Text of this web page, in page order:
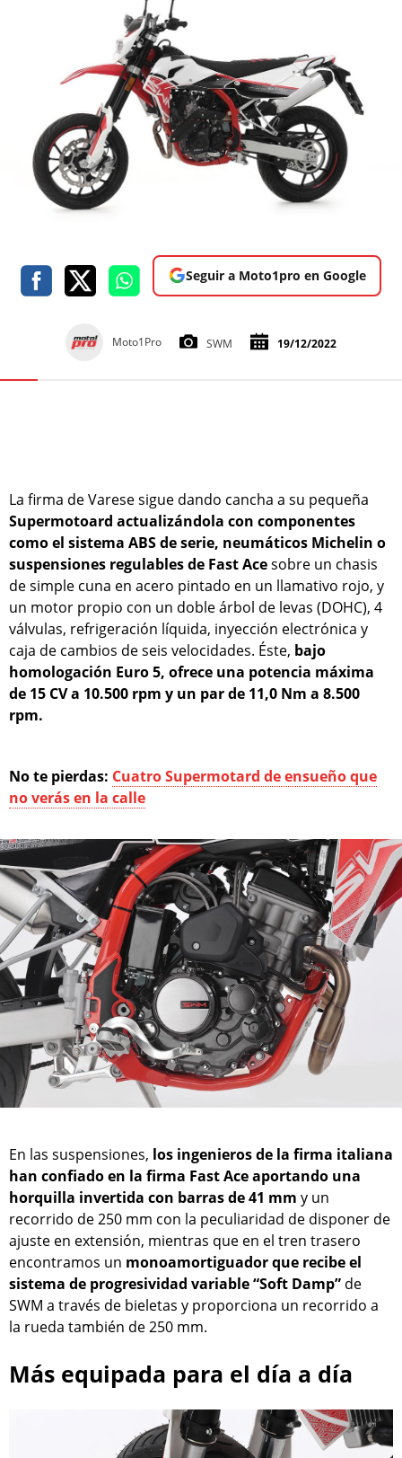
Seguir a Moto1pro en Google
Moto1Pro SWM 19/12/2022
La firma de Varese sigue dando cancha a su pequeña
Supermotoard actualizándola con componentes
como el sistema ABS de serie, neumáticos Michelin o
suspensiones regulables de Fast Acesobre un chasis
de simple cuna en acero pintado en un llamativo rojo, y
un motor propio con un doble árbol de levas (DOHC), 4
válvulas, refrigeración líquida, inyección electrónica y
caja de cambios de seis velocidades. Éste, bajo
homologación Euro 5, ofrece una potencia máxima
de 15 CV a 10.500 rpm y un par de 11,0 Nm a 8.500
rpm.
No te pierdas: Cuatro Supermotard de ensueño que
no verás en la calle
En las suspensiones, los ingenieros de la firma italiana
han confiado en la firma Fast Ace aportando una
horquilla invertida con barras de 41 mm y un
recorrido de 250 mm con la peculiaridad de disponer de
ajuste en extensión, mientras que en el tren trasero
encontramos un monoamortiguador que recibe el
sistema de progresividad variable “Soft Damp” de
SWM a través de bieletas y proporciona un recorrido a
la rueda también de 250 mm.
Más equipada para el día a día